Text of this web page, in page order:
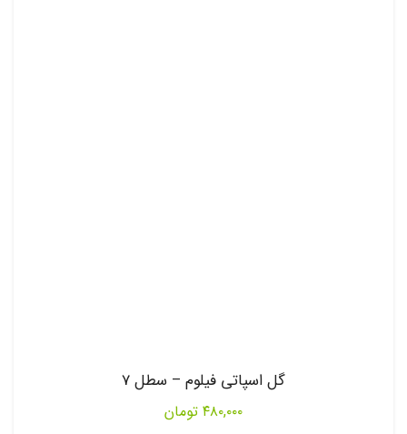
گل اسپاتی فیلوم – سطل 7
۴۸۰,۰۰۰ تومان